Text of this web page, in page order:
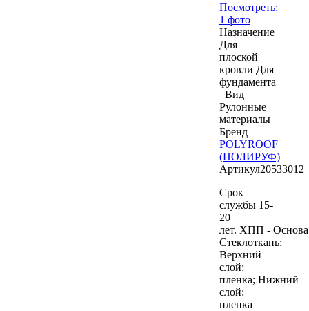
Посмотреть:
1 фото
Назначение
Для
плоской
кровли Для
фундамента
Вид
Рулонные
материалы
Бренд
POLYROOF
(ПОЛИРУФ)
Артикул20533012
Срок
службы 15-
20
лет. ХПП -
Стеклоткань;
Верхний
слой:
пленка; Нижний
слой:
пленка